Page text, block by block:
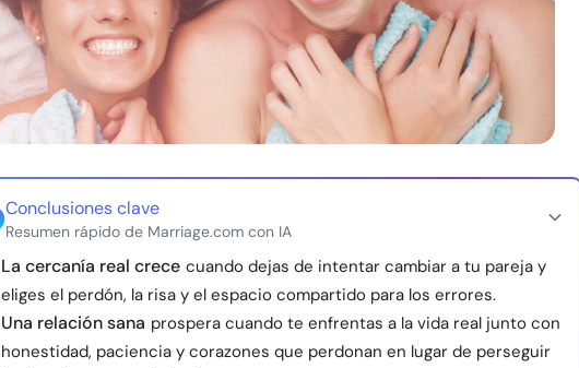
Conclusiones clave
Resumen rápido de Marriage.com con IA
La cercanía real crece cuando dejas de intentar cambiar a tu pareja y
eliges el perdón, la risa y el espacio compartido para los errores.
Una relación sana prospera cuando te enfrentas a la vida real junto con
honestidad, paciencia y corazones que perdonan en lugar de perseguir